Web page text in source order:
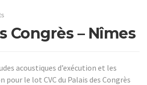
Congrès – Nîmes
acoustiques d’exécution et les
pour le lot CVC du Palais des Congrès